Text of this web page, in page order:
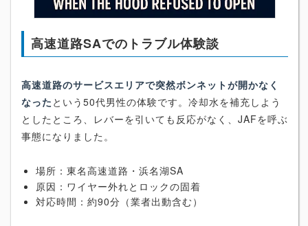
高速道路SAでのトラブル体験談
高速道路のサービスエリアで突然ボンネットが開かなく
なった という50代男性の体験です。冷却水を補充しよう
としたところ、レバーを引いても反応がなく、JAFを呼ぶ
事態になりました。
場所：東名高速道路・浜名湖SA
原因：ワイヤー外れとロックの固着
対応時間：約90分（業者出動含む）